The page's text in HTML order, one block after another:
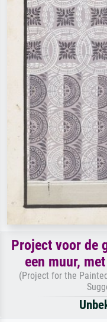
Project voor de
een muur,
(Project for the